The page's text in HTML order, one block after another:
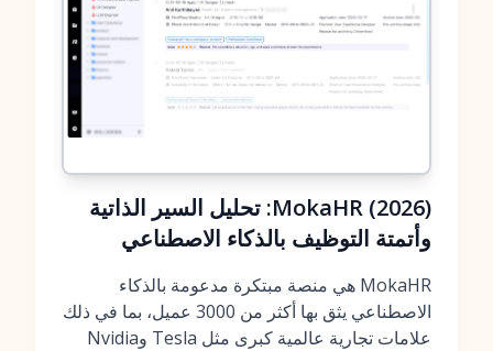
MokaHR (2026): تحليل السير الذاتية
وأتمتة التوظيف بالذكاء الاصطناعي
MokaHR هي منصة مبتكرة مدعومة بالذكاء
الاصطناعي يثق بها أكثر من 3000 عميل، بما في ذلك
علامات تجارية عالمية كبرى مثل Tesla وNvidia